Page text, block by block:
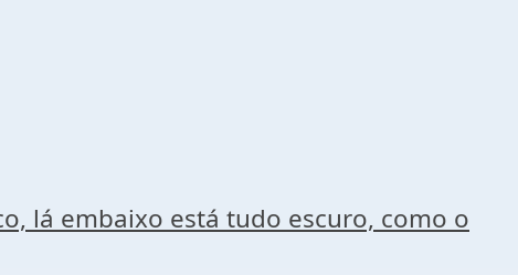
lá embaixo está tudo escuro, como o